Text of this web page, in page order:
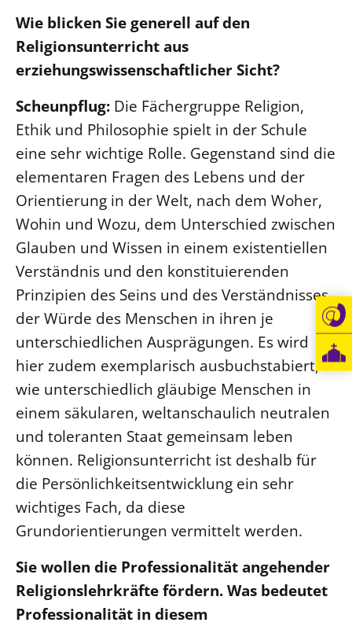
Wie blicken Sie generell auf den
Religionsunterricht aus
erziehungswissenschaftlicher Sicht?
Scheunpflug: Die Fächergruppe Religion,
Ethik und Philosophie spielt in der Schule
eine sehr wichtige Rolle. Gegenstand sind die
elementaren Fragen des Lebens und der
Orientierung in der Welt, nach dem Woher,
Wohin und Wozu, dem Unterschied zwischen
Glauben und Wissen in einem existentiellen
Verständnis und den konstituierenden
Prinzipien des Seins und des Verständnisses
der Würde des Menschen in ihren je
unterschiedlichen Ausprägungen. Es wird
hier zudem exemplarisch ausbuchstabiert,
wie unterschiedlich gläubige Menschen in
einem säkularen, weltanschaulich neutralen
und toleranten Staat gemeinsam leben
können. Religionsunterricht ist deshalb für
die Persönlichkeitsentwicklung ein sehr
wichtiges Fach, da diese
Grundorientierungen vermittelt werden.
Sie wollen die Professionalität angehender
Religionslehrkräfte fördern. Was bedeutet
Professionalität in diesem